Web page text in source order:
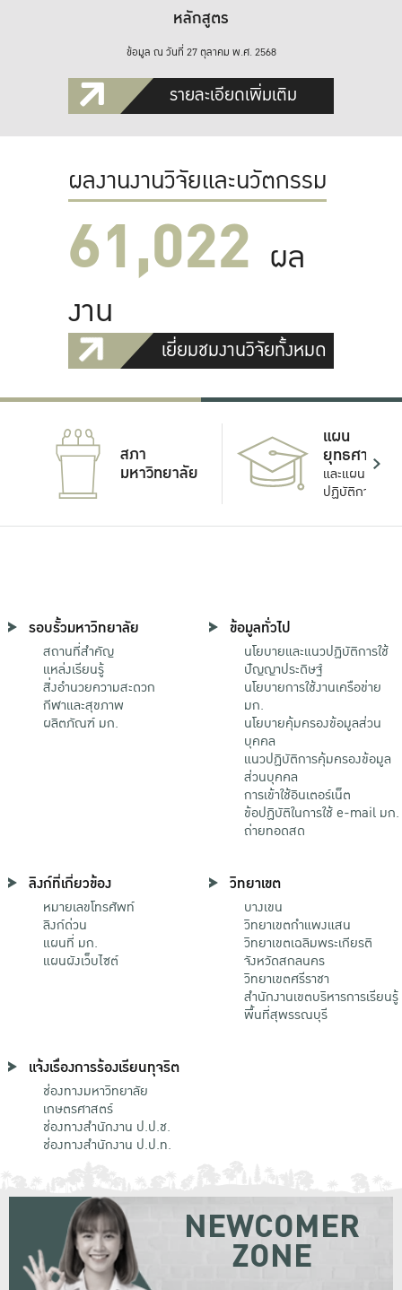
หลักสูตร
ข้อมูล ณ วันที่ 27 ตุลาคม พ.ศ. 2568
รายละเอียดเพิ่มเติม
ผลงานงานวิจัยและนวัตกรรม
61,022 ผล
งาน
เยี่ยมชมงานวิจัยทั้งหมด
สภา
มหาวิทยาลัย
แผน
ยุทธศาสตร์
และแผน
ปฏิบัติการ
รอบรั้วมหาวิทยาลัย
สถานที่สำคัญ
แหล่งเรียนรู้
สิ่งอำนวยความสะดวก
กีฬาและสุขภาพ
ผลิตภัณฑ์ มก.
ข้อมูลทั่วไป
นโยบายและแนวปฏิบัติการใช้
ปัญญาประดิษฐ์
นโยบายการใช้งานเครือข่าย
มก.
นโยบายคุ้มครองข้อมูลส่วน
บุคคล
แนวปฏิบัติการคุ้มครองข้อมูล
ส่วนบุคคล
การเข้าใช้อินเตอร์เน็ต
ข้อปฏิบัติในการใช้ e-mail มก.
ถ่ายทอดสด
ลิงก์ที่เกี่ยวข้อง
หมายเลขโทรศัพท์
ลิงก์ด่วน
แผนที่ มก.
แผนผังเว็บไซต์
วิทยาเขต
บางเขน
วิทยาเขตกําแพงแสน
วิทยาเขตเฉลิมพระเกียรติ
จังหวัดสกลนคร
วิทยาเขตศรีราชา
สำนักงานเขตบริหารการเรียนรู้
พื้นที่สุพรรณบุรี
แจ้งเรื่องการร้องเรียนทุจริต
ช่องทางมหาวิทยาลัย
เกษตรศาสตร์
ช่องทางสำนักงาน ป.ป.ช.
ช่องทางสำนักงาน ป.ป.ท.
NEWCOMER
ZONE